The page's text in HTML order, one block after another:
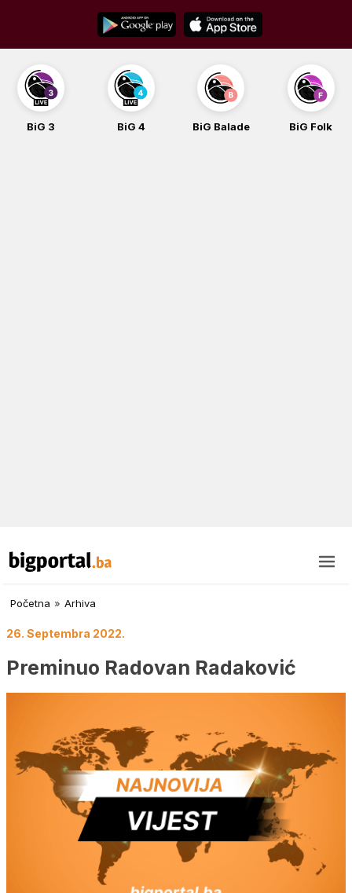
content
BiG 3 BiG 4 BiG Balade BiG Folk
Početna » Arhiva
26. Septembra 2022.
Preminuo Radovan Radaković